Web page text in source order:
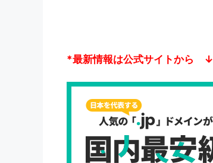
*最新情報は公式サイトから ↓